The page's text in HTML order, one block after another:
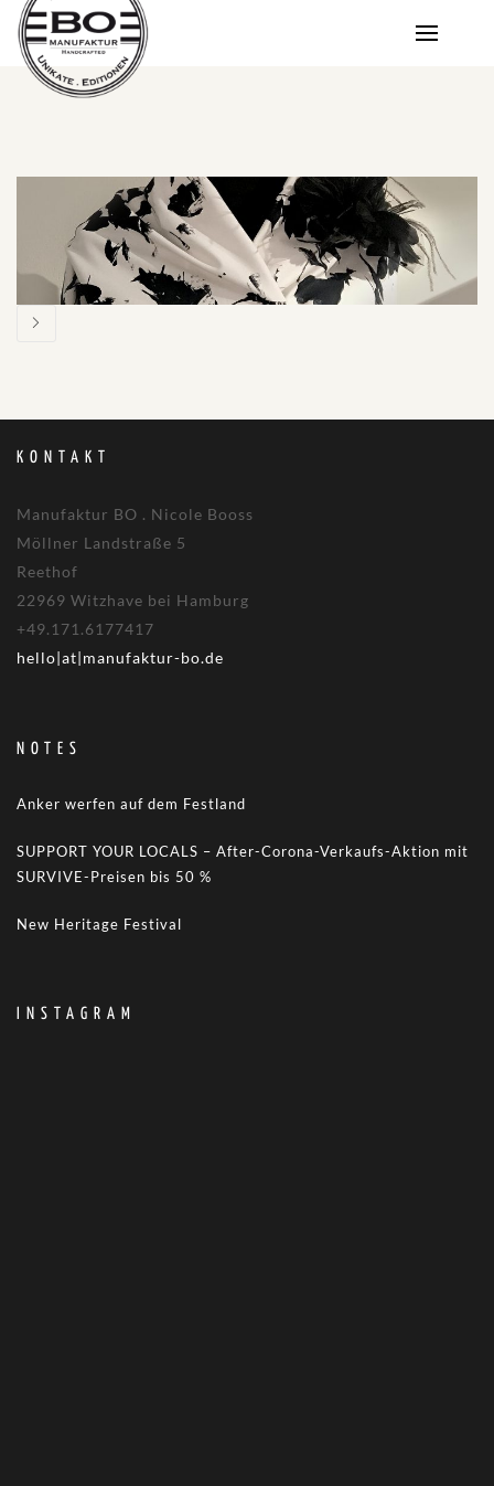
KONTAKT
Manufaktur BO . Nicole Booss
Möllner Landstraße 5
Reethof
22969 Witzhave bei Hamburg
+49.171.6177417
hello|at|manufaktur-bo.de
NOTES
Anker werfen auf dem Festland
SUPPORT YOUR LOCALS – After-Corona-Verkaufs-Aktion mit
SURVIVE-Preisen bis 50 %
New Heritage Festival
INSTAGRAM